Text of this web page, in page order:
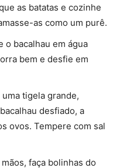
as batatas e cozinhe
as como um purê.
o bacalhau em água
bem e desfie em
uma tigela grande,
desfiado, a
ovos. Tempere com sal
mãos, faça bolinhas do